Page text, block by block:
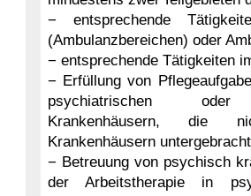
− entsprechende
(Ambulanzbereichen) oder
− entsprechende Tätigkeiten
− Erfüllung von
psychiatrischen oder
Krankenhäusern, die
Krankenhäusern
− Betreuung von psychisch
der Arbeitstherapie in